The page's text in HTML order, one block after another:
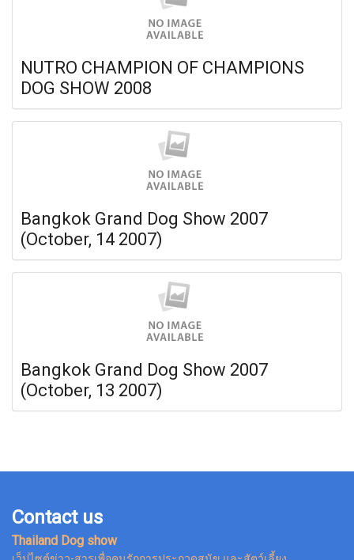
NUTRO CHAMPION OF CHAMPIONS
DOG SHOW 2008
Bangkok Grand Dog Show 2007
(October, 14 2007)
Bangkok Grand Dog Show 2007
(October, 13 2007)
Contact us
Thailand Dog show